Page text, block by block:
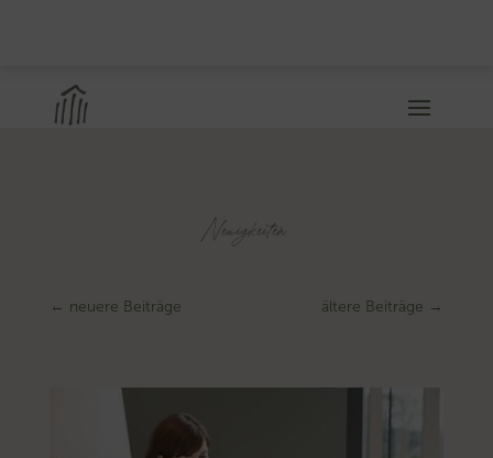
Neuigkeiten
← neuere Beiträge ältere Beiträge →